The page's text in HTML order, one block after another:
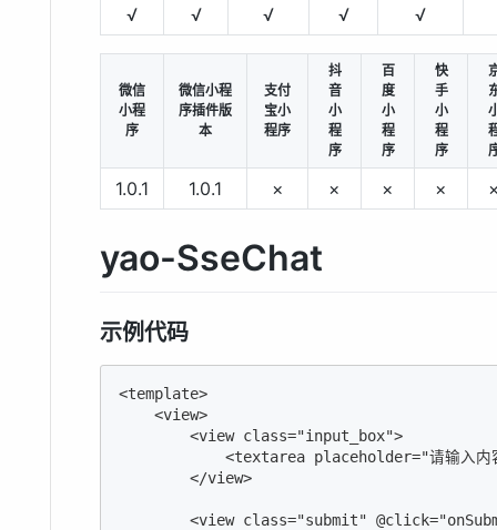
√ √ √ √ √
微信
小程
序
微信小程
序插件版
本
支付
宝小
程序
抖
音
小
程
序
百
度
小
程
序
快
手
小
程
序
1.0.1 1.0.1 × × × ×
yao-SseChat
示例代码
<template>
    <view>
        <view class="input_box">
<textarea placeholder="请输入
        </view>
<view class="submit"